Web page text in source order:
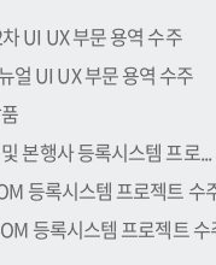
UI UX 부문 용역 수주
얼 UI UX 부문 용역 수주
본행사 등록시스템 프로...
등록시스템 프로젝트 수
등록시스템 프로젝트 수